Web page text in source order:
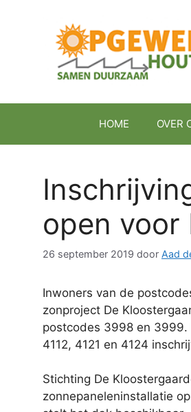
HOME OVER
open voor
26 september 2019 door Aad
Inwoners van de postcodes 3991, 3994 en 3997 kunnen nu ook inschrijven op participaties in
zonproject De
postcodes 3998 en 3999.
4112, 4121 en 4124
Stichting De Kloostergaarde en de coöperatie Opgewekt Houten ontwikkelen samen een
zonnepaneleninstallatie